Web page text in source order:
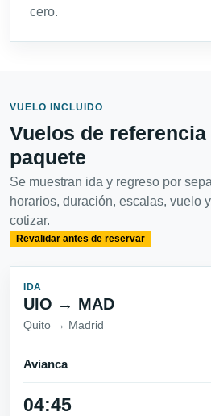
cero.
VUELO INCLUIDO
Vuelos de referencia
paquete
Se muestran ida y regreso por
horarios, duración, escalas, vuelo
cotizar.
Revalidar antes de reservar
IDA
UIO → MAD
Quito → Madrid
Avianca
04:45